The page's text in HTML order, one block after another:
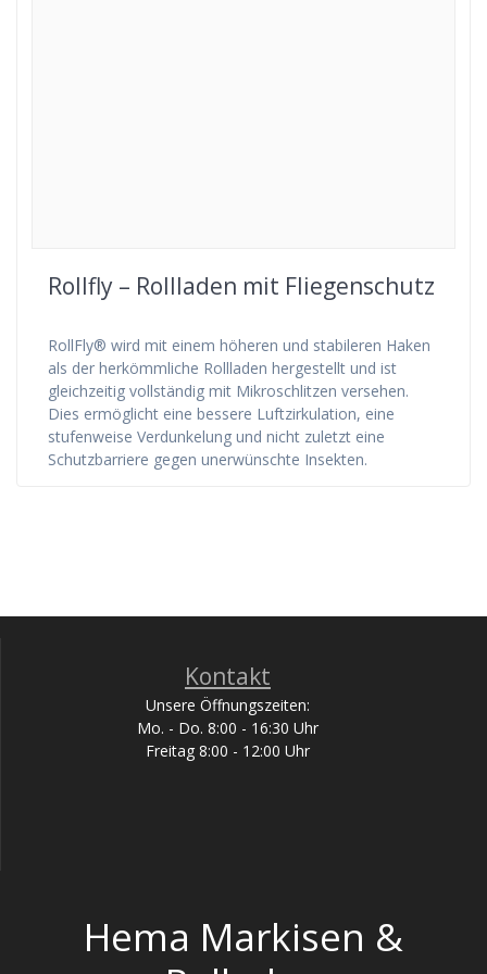
Rollfly – Rollladen mit Fliegenschutz
RollFly® wird mit einem höheren und stabileren Haken
als der herkömmliche Rollladen hergestellt und ist
gleichzeitig vollständig mit Mikroschlitzen versehen.
Dies ermöglicht eine bessere Luftzirkulation, eine
stufenweise Verdunkelung und nicht zuletzt eine
Schutzbarriere gegen unerwünschte Insekten.
Kontakt
Unsere Öffnungszeiten:
Mo. - Do. 8:00 - 16:30 Uhr
Freitag 8:00 - 12:00 Uhr
Hema Markisen &